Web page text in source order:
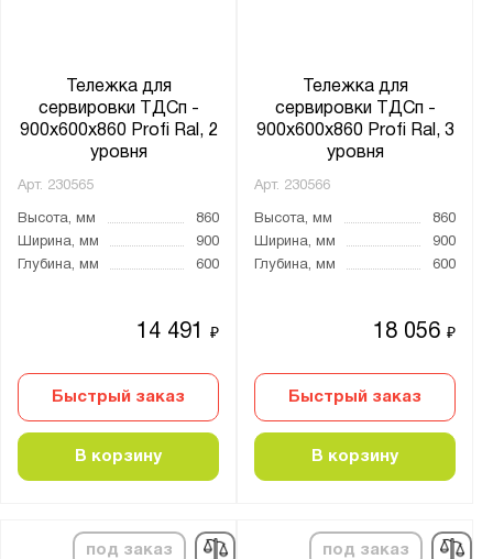
Тележка для
сервировки ТДСп -
900x600x860 Profi Ral, 2
уровня
Арт. 230565
Высота, мм
860
Ширина, мм
900
Глубина, мм
600
14 491₽
Быстрый заказ
В корзину
Тележка для
сервировки ТДСп -
900x600x860 Profi Ral, 3
уровня
Арт. 230566
Высота, мм
860
Ширина, мм
900
Глубина, мм
600
18 056₽
Быстрый заказ
В корзину
под заказ под заказ